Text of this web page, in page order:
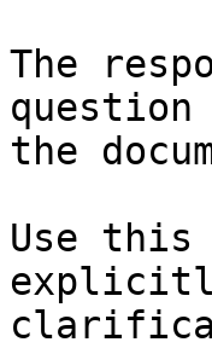
The
question
the
Use this